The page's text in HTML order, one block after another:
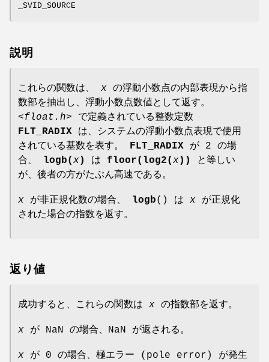
_SVID_SOURCE
説明
これらの関数は、 x の浮動小数点の内部表現から指
数部を抽出し、浮動小数点数値として返す。
<float.h> で定義されている整数定数
FLT_RADIX は、システムの浮動小数点表現で使用
されている基数を表す。
FLT_RADIX が 2 の場
合、 logb(x) は floor(log2(x))
と等しい
が、後者の方がたぶん高速である。
x が非正規化数の場合、 logb() は x が正規化
された場合の指数を返す。
返り値
成功すると、これらの関数は x の指数部を返す。
x が NaN の場合、NaN が返される。
x が 0 の場合、極エラー (pole error) が発生